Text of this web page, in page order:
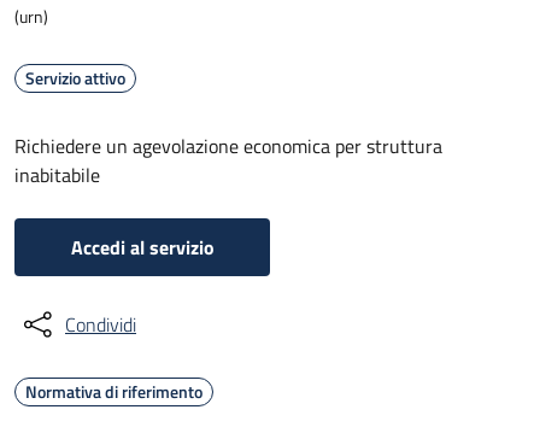
(urn)
Servizio attivo
Richiedere un agevolazione economica per struttura
inabitabile
Accedi al servizio
Condividi
Normativa di riferimento